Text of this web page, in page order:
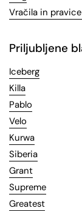
Vračila in
Priljubljene
Iceberg
Killa
Pablo
Velo
Kurwa
Siberia
Grant
Supreme
Greatest